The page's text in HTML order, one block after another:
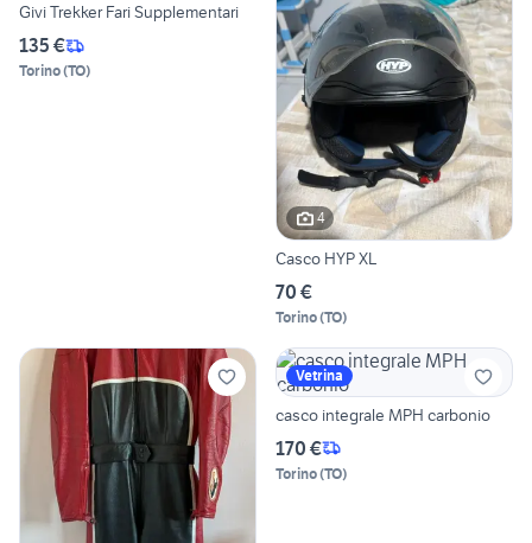
Givi Trekker Fari Supplementari
135 €
Torino(TO)
4
Casco HYP XL
70 €
Torino(TO)
Vetrina
casco integrale MPH carbonio
170 €
Torino(TO)